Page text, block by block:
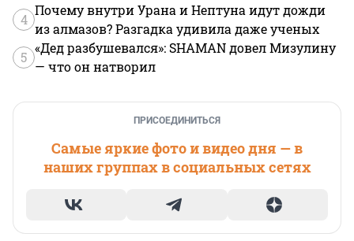
4
Почему внутри Урана и Нептуна идут дожди
из алмазов? Разгадка удивила даже ученых
5
«Дед разбушевался»: SHAMAN довел Мизулину
— что он натворил
ПРИСОЕДИНИТЬСЯ
Самые яркие фото и видео дня — в
наших группах в социальных сетях